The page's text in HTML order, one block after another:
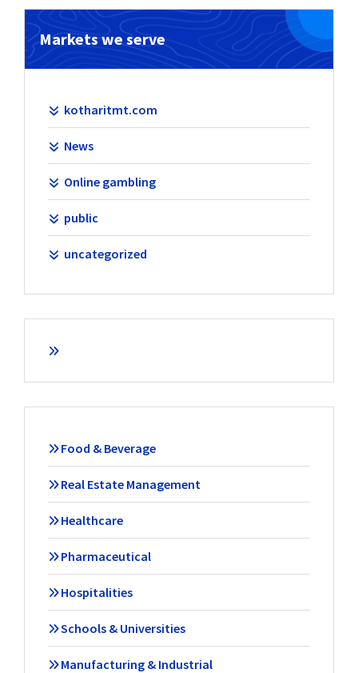
Markets we serve
kotharitmt.com
News
Online gambling
public
uncategorized
Food & Beverage
Real Estate Management
Healthcare
Pharmaceutical
Hospitalities
Schools & Universities
Manufacturing & Industrial